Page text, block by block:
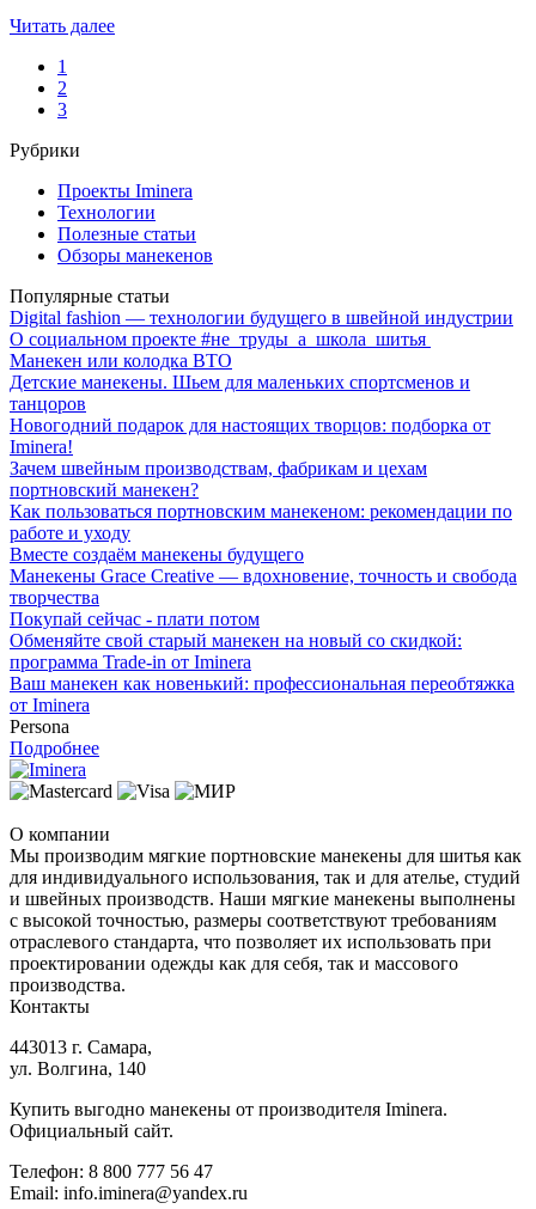
Читать далее
1
2
3
Рубрики
Проекты Iminera
Технологии
Полезные статьи
Обзоры манекенов
Популярные статьи
Digital fashion — технологии будущего в швейной индустрии
О социальном проекте #не_труды_а_школа_шитья
Манекен или колодка ВТО
Детские манекены. Шьем для маленьких спортсменов и
танцоров
Новогодний подарок для настоящих творцов: подборка от
Iminera!
Зачем швейным производствам, фабрикам и цехам
портновский манекен?
Как пользоваться портновским манекеном: рекомендации по
работе и уходу
Вместе создаём манекены будущего
Манекены Grace Creative — вдохновение, точность и свобода
творчества
Покупай сейчас - плати потом
Обменяйте свой старый манекен на новый со скидкой:
программа Trade-in от Iminera
Ваш манекен как новенький: профессиональная переобтяжка
от Iminera
Persona
Подробнее
О компании
Мы производим мягкие портновские манекены для шитья как
для индивидуального использования, так и для ателье, студий
и швейных производств. Наши мягкие манекены выполнены
с высокой точностью, размеры соответствуют требованиям
отраслевого стандарта, что позволяет их использовать при
проектировании одежды как для себя, так и массового
производства.
Контакты
443013 г. Самара,
ул. Волгина, 140
Купить выгодно манекены от производителя Iminera.
Официальный сайт.
Телефон: 8 800 777 56 47
Email: info.iminera@yandex.ru